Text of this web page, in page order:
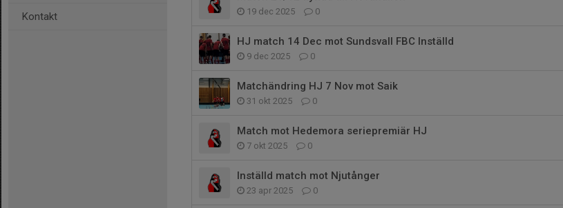
Kontakt 19 dec 2025 0
HJ match 14 Dec mot Sundsvall FBC Inställd
9 dec 2025 0
Matchändring HJ 7 Nov mot Saik
31 okt 2025 0
Match mot Hedemora seriepremiär HJ
7 okt 2025 0
Inställd match mot Njutånger
23 apr 2025 0